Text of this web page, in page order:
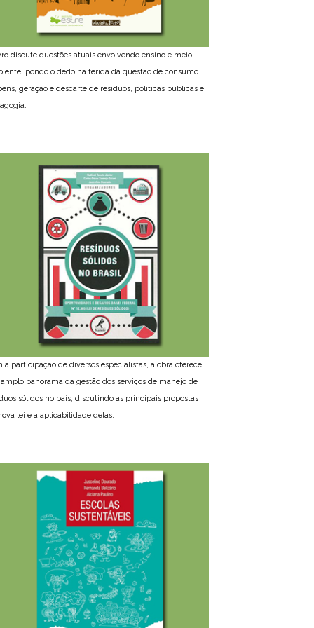
discute questões atuais envolvendo ensino e meio
pondo o dedo na ferida da questão de consumo
geração e descarte de resíduos, políticas públicas e
a participação de diversos especialistas, a obra oferece
panorama da gestão dos serviços de manejo de
sólidos no país, discutindo as principais propostas
lei e a aplicabilidade delas.